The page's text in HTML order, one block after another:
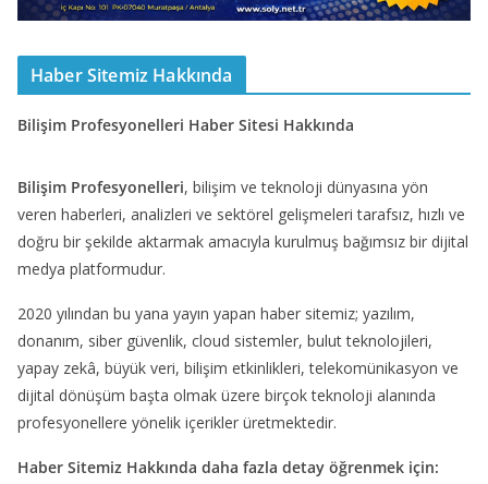
Haber Sitemiz Hakkında
Bilişim Profesyonelleri Haber Sitesi Hakkında
Bilişim Profesyonelleri, bilişim ve teknoloji dünyasına yön
veren haberleri, analizleri ve sektörel gelişmeleri tarafsız, hızlı ve
doğru bir şekilde aktarmak amacıyla kurulmuş bağımsız bir dijital
medya platformudur.
2020 yılından bu yana yayın yapan haber sitemiz; yazılım,
donanım, siber güvenlik, cloud sistemler, bulut teknolojileri,
yapay zekâ, büyük veri, bilişim etkinlikleri, telekomünikasyon ve
dijital dönüşüm başta olmak üzere birçok teknoloji alanında
profesyonellere yönelik içerikler üretmektedir.
Haber Sitemiz Hakkında daha fazla detay öğrenmek için: